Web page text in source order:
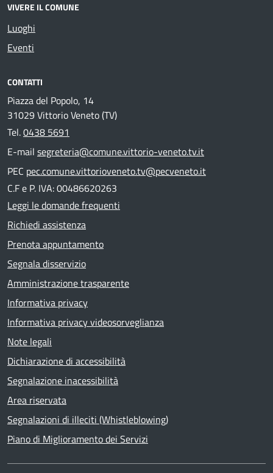
VIVERE IL COMUNE
Luoghi
Eventi
CONTATTI
Piazza del Popolo, 14
31029 Vittorio Veneto (TV)
Tel.0438 5691
E-mail segreteria@comune.vittorio-veneto.tv.it
PEC pec.comune.vittorioveneto.tv@pecveneto.it
C.F e P. IVA: 00486620263
Leggi le domande frequenti
Richiedi assistenza
Prenota appuntamento
Segnala disservizio
Amministrazione trasparente
Informativa privacy
Informativa privacy videosorveglianza
Note legali
Dichiarazione di accessibilità
Segnalazione inacessibilità
Area riservata
Segnalazioni di illeciti (Whistleblowing)
Piano di Miglioramento dei Servizi